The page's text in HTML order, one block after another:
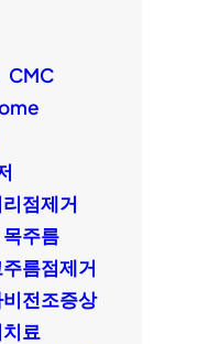
CMC
점제거
목주름
름점제거
전조증상
료